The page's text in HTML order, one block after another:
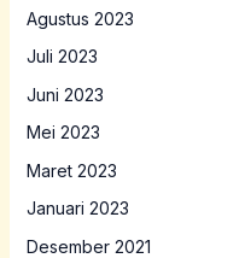
Agustus 2023
Juli 2023
Juni 2023
Mei 2023
Maret 2023
Januari 2023
Desember 2021